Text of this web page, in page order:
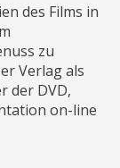
des Films in
zu
Verlag als
der DVD,
on-line